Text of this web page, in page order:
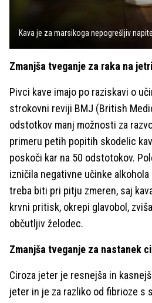
Kava je za marsikoga nepogrešljiv
Zmanjša tveganje za raka na
Pivci kave imajo po raziskavi o
strokovni reviji BMJ (British
odstotkov manj možnosti za
primeru petih popitih skodelic
poskoči kar na 50 odstotokov.
izničila negativne učinke
treba biti pri pitju zmeren, saj
krvni pritisk, okrepi glavobol,
občutljiv želodec.
Zmanjša tveganje za nastanek
Ciroza jeter je resnejša in
jeter in je za razliko od fibrioze s